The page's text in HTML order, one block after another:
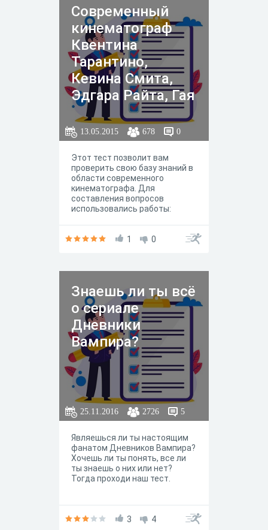
правильного ответа.
Современный
кинематограф
Квентина
Тарантино,
Кевина Смита,
Эдгара Райта, Гая
Ричи
13.05.2015 678 0
Этот тест позволит вам
проверить свою базу знаний в
области современного
кинематографа. Для
составления вопросов
использовались работы:
Желаем удачи!1 0
Знаешь ли ты всё
о сериале
Дневники
Вампира?
25.11.2016 2726 5
Являешься ли ты настоящим
фанатом Дневников Вампира?
Хочешь ли ты понять, все ли
ты знаешь о них или нет?
Тогда проходи наш тест.
3 4